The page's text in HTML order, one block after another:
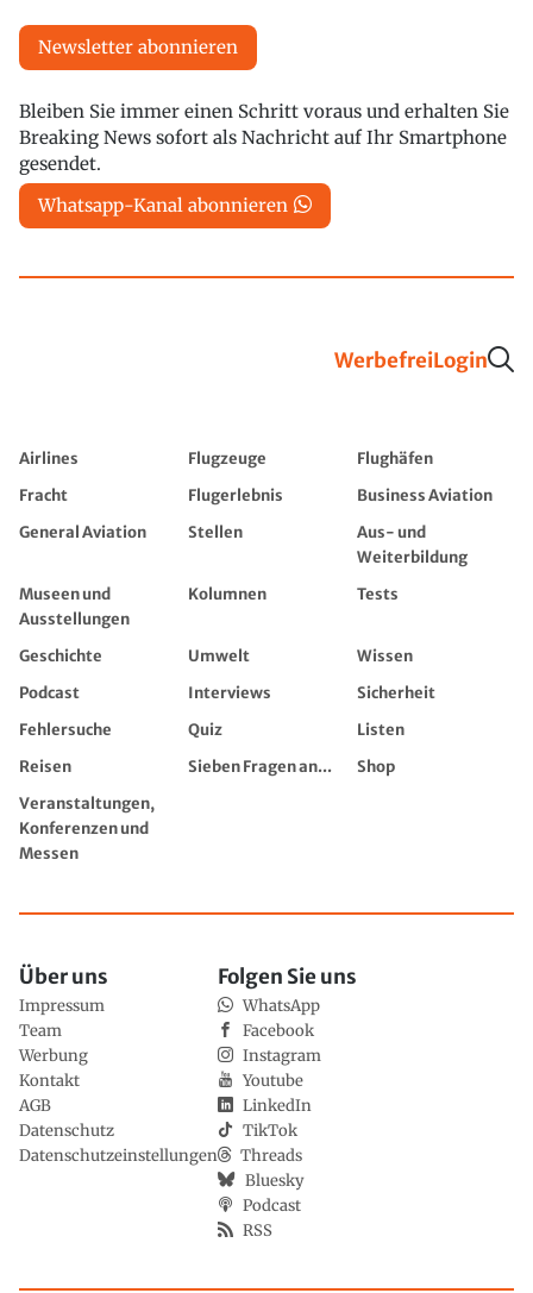
Newsletter abonnieren
Bleiben Sie immer einen Schritt voraus und erhalten Sie
Breaking News sofort als Nachricht auf Ihr Smartphone
gesendet.
Whatsapp-Kanal abonnieren
WerbefreiLogin
Airlines Flugzeuge
Flughäfen
Fracht
Flugerlebnis
Business Aviation
General Aviation
Stellen
Aus- und
Weiterbildung
Museen und
Ausstellungen
Kolumnen Tests
Geschichte Umwelt
Wissen
Podcast
Interviews
Sicherheit
Fehlersuche
Quiz
Listen
Reisen
Sieben Fragen an...
Shop
Veranstaltungen,
Konferenzen und
Messen
Über uns
Impressum
Team
Werbung
Kontakt
AGB
Datenschutz
Datenschutzeinstellungen
Folgen Sie uns
WhatsApp
Facebook
Instagram
Youtube
LinkedIn
TikTok
Threads
Bluesky
Podcast
RSS